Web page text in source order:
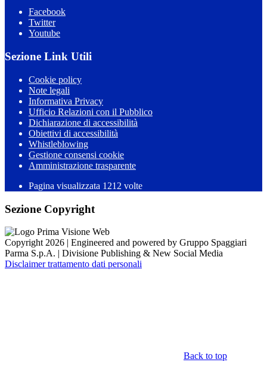
Facebook
Twitter
Youtube
Sezione Link Utili
Cookie policy
Note legali
Informativa Privacy
Ufficio Relazioni con il Pubblico
Dichiarazione di accessibilità
Obiettivi di accessibilità
Whistleblowing
Gestione consensi cookie
Amministrazione trasparente
Pagina visualizzata 1212 volte
Sezione Copyright
Copyright 2026 | Engineered and powered by Gruppo Spaggiari
Parma S.p.A. | Divisione Publishing & New Social Media
Disclaimer trattamento dati personali
Back to top